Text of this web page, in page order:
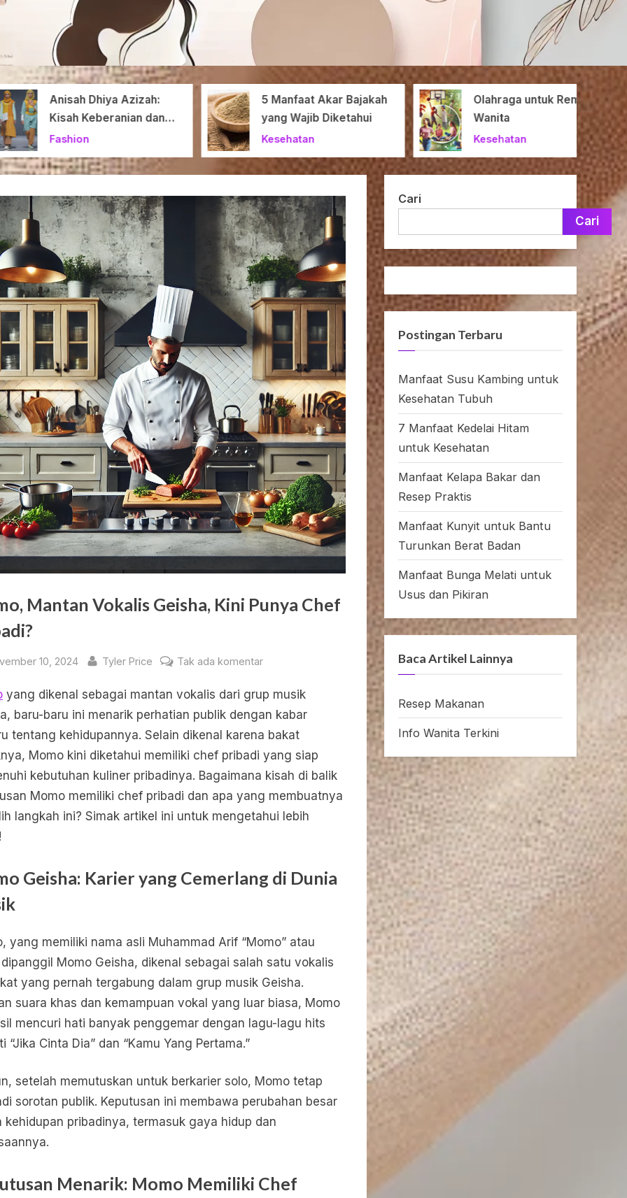
Anisah Dhiya Azizah:
Kisah Keberanian dan
Dedikasi!
Fashion
5 Manfaat Akar Bajakah
yang Wajib Diketahui
Kesehatan
Olahraga untuk Remaja
Wanita
Kesehatan
Mantan Vokalis Geisha, Kini Punya Chef
10, 2024 By
Tyler Price Tak ada komentarpada
Mantan
Vokalis
Geisha,
Punya
Chef
Pribadi?
yang dikenal sebagai mantan vokalis dari grup musik
baru-baru ini menarik perhatian publik dengan kabar
tentang kehidupannya. Selain dikenal karena bakat
Momo kini diketahui memiliki chef pribadi yang siap
kebutuhan kuliner pribadinya. Bagaimana kisah di balik
Momo memiliki chef pribadi dan apa yang membuatnya
langkah ini? Simak artikel ini untuk mengetahui lebih
Geisha: Karier yang Cemerlang di Dunia
yang memiliki nama asli Muhammad Arif “Momo” atau
Momo Geisha, dikenal sebagai salah satu vokalis
yang pernah tergabung dalam grup musik Geisha.
suara khas dan kemampuan vokal yang luar biasa, Momo
mencuri hati banyak penggemar dengan lagu-lagu hits
“Jika Cinta Dia” dan “Kamu Yang Pertama.”
setelah memutuskan untuk berkarier solo, Momo tetap
sorotan publik. Keputusan ini membawa perubahan besar
kehidupan pribadinya, termasuk gaya hidup dan
Menarik: Momo Memiliki Chef
Cari
Cari
Postingan Terbaru
Manfaat Susu Kambing untuk
Kesehatan Tubuh
7 Manfaat Kedelai Hitam
untuk Kesehatan
Manfaat Kelapa Bakar dan
Resep Praktis
Manfaat Kunyit untuk Bantu
Turunkan Berat Badan
Manfaat Bunga Melati untuk
Usus dan Pikiran
Baca Artikel Lainnya
Resep Makanan
Info Wanita Terkini